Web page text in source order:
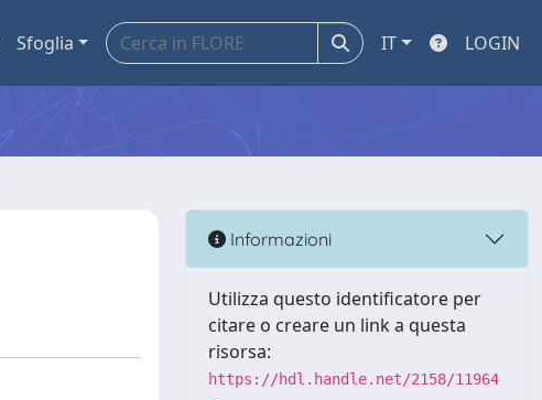
Sfoglia IT LOGIN
Informazioni
Utilizza questo identificatore per
citare o creare un link a questa
risorsa:
https://hdl.handle.net/2158/11964